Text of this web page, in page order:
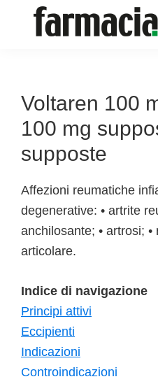
sul
mondo
della
farmacia
Voltaren 100
100 mg
supposte
Affezioni reumatiche
degenerative: • artrite
anchilosante; • artrosi;
articolare.
Indice di navigazione
Principi attivi
Eccipienti
Indicazioni
Controindicazioni